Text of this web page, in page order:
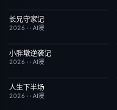
完结
长兄守家记
2026 · · AI漫
完结
小胖墩逆袭记
2026 · · AI漫
完结
人生下半场
2026 · · AI漫